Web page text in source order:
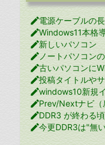
電源ケーブルの長
Windows11本格
新しいパソコン
 ノートパソコン
古いパソコンに
投稿タイトルや
windows10新規
Prev/Nextナビ（戻
DDR3 が終わる頃
今更DDR3は"無